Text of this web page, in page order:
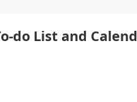
do List and